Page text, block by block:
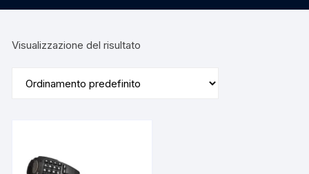
Visualizzazione del risultato